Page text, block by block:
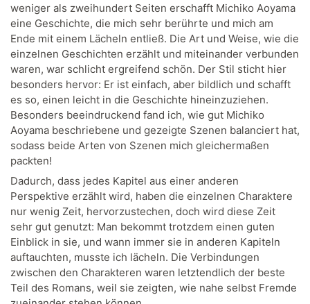
weniger als zweihundert Seiten erschafft Michiko Aoyama
eine Geschichte, die mich sehr berührte und mich am
Ende mit einem Lächeln entließ. Die Art und Weise, wie die
einzelnen Geschichten erzählt und miteinander verbunden
waren, war schlicht ergreifend schön. Der Stil sticht hier
besonders hervor: Er ist einfach, aber bildlich und schafft
es so, einen leicht in die Geschichte hineinzuziehen.
Besonders beeindruckend fand ich, wie gut Michiko
Aoyama beschriebene und gezeigte Szenen balanciert hat,
sodass beide Arten von Szenen mich gleichermaßen
packten!
Dadurch, dass jedes Kapitel aus einer anderen
Perspektive erzählt wird, haben die einzelnen Charaktere
nur wenig Zeit, hervorzustechen, doch wird diese Zeit
sehr gut genutzt: Man bekommt trotzdem einen guten
Einblick in sie, und wann immer sie in anderen Kapiteln
auftauchten, musste ich lächeln. Die Verbindungen
zwischen den Charakteren waren letztendlich der beste
Teil des Romans, weil sie zeigten, wie nahe selbst Fremde